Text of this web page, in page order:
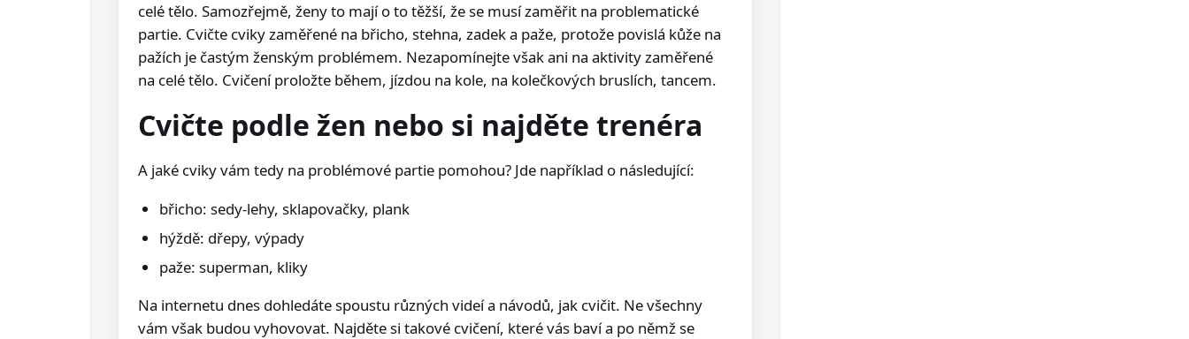
celé tělo. Samozřejmě, ženy to mají o to těžší, že se musí zaměřit na problematické
partie. Cvičte cviky zaměřené na břicho, stehna, zadek a paže, protože povislá kůže na
pažích je častým ženským problémem. Nezapomínejte však ani na aktivity zaměřené
na celé tělo. Cvičení proložte během, jízdou na kole, na kolečkových bruslích, tancem.
Cvičte podle žen nebo si najděte trenéra
A jaké cviky vám tedy na problémové partie pomohou? Jde například o následující:
břicho: sedy-lehy, sklapovačky, plank
hýždě: dřepy, výpady
paže: superman, kliky
Na internetu dnes dohledáte spoustu různých videí a návodů, jak cvičit. Ne všechny
vám však budou vyhovovat. Najděte si takové cvičení, které vás baví a po němž se